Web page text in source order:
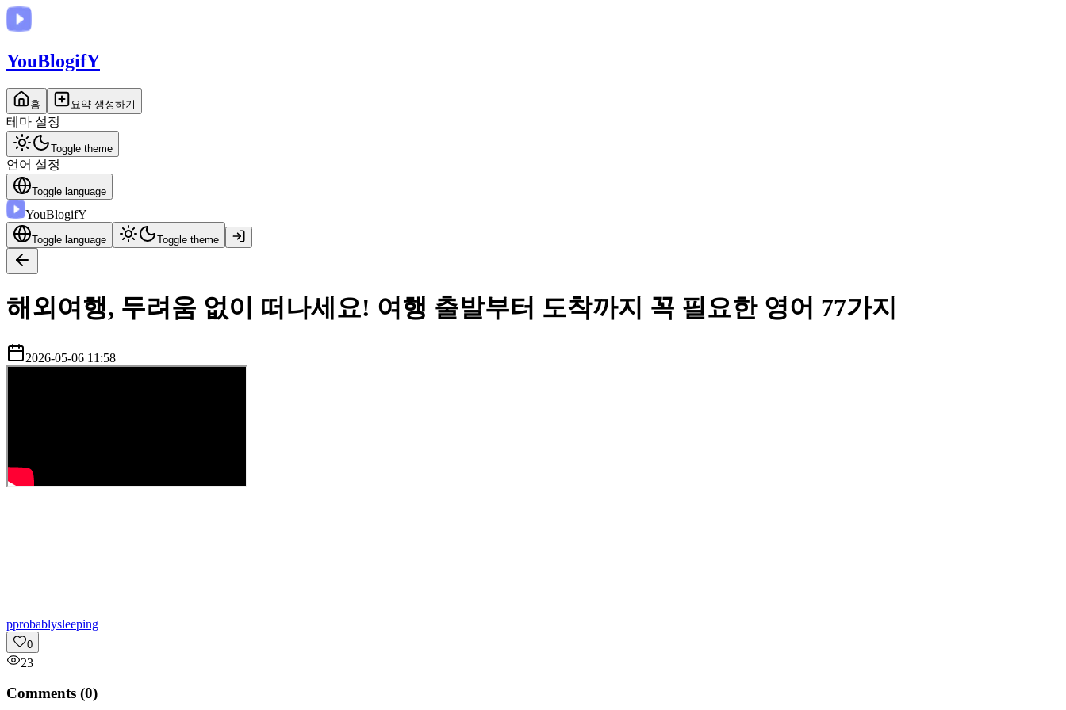
YouBlogifY
홈 요약 생성하기
테마 설정
Toggle theme
언어 설정
Toggle language
YouBlogifY
Toggle language Toggle theme
해외여행, 두려움 없이 떠나세요! 여행 출발부터 도착까지 꼭 필요한 영어 77가지
2026-05-06 11:58
pprobablysleeping
0
23
Comments (0)